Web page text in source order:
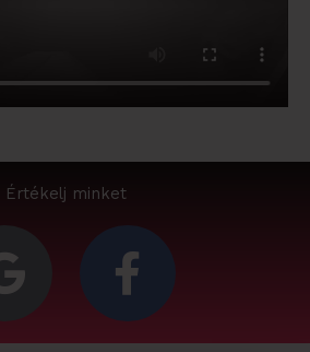
Értékelj minket
o
o
F
a
c